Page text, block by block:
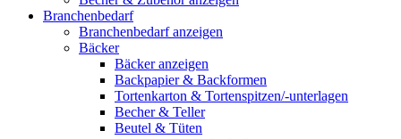
Branchenbedarf
Branchenbedarf anzeigen
Bäcker
Bäcker anzeigen
Backpapier & Backformen
Tortenkarton & Tortenspitzen/-unterlagen
Becher & Teller
Beutel & Tüten